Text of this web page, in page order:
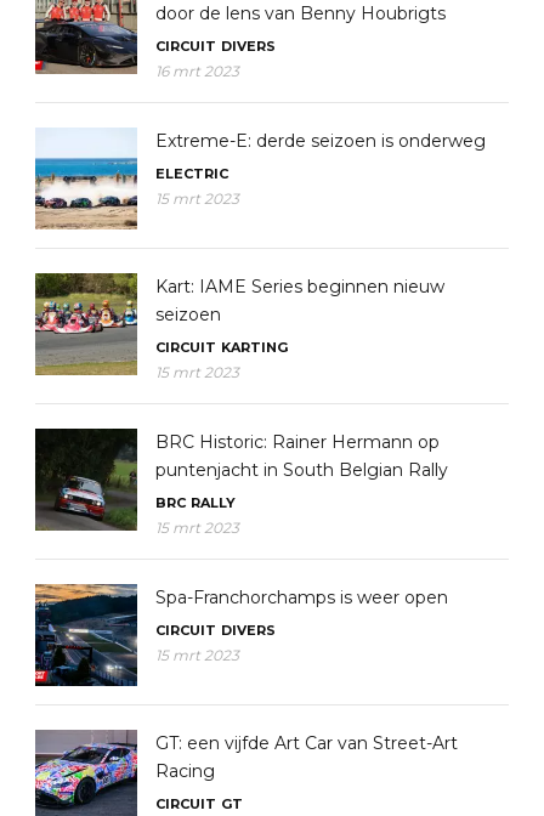
door de lens van Benny Houbrigts
CIRCUIT DIVERS
16 mrt 2023
Extreme-E: derde seizoen is onderweg
ELECTRIC
15 mrt 2023
Kart: IAME Series beginnen nieuw
seizoen
CIRCUIT KARTING
15 mrt 2023
BRC Historic: Rainer Hermann op
puntenjacht in South Belgian Rally
BRC RALLY
15 mrt 2023
Spa-Franchorchamps is weer open
CIRCUIT DIVERS
15 mrt 2023
GT: een vijfde Art Car van Street-Art
Racing
CIRCUIT GT